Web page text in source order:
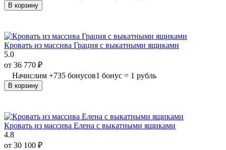
В корзину
Кровать из массива Грация с выкатными ящиками
5.0
от 36 770 ₽
Начислим +735 бонусов1 бонус = 1 рубль
В корзину
Кровать из массива Елена с выкатными ящиками
4.8
от 30 100 ₽